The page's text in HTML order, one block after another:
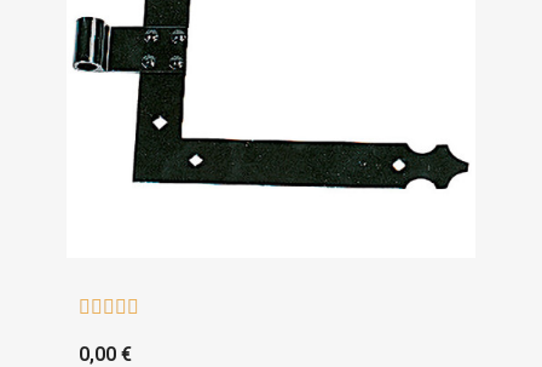
    
0,00 €